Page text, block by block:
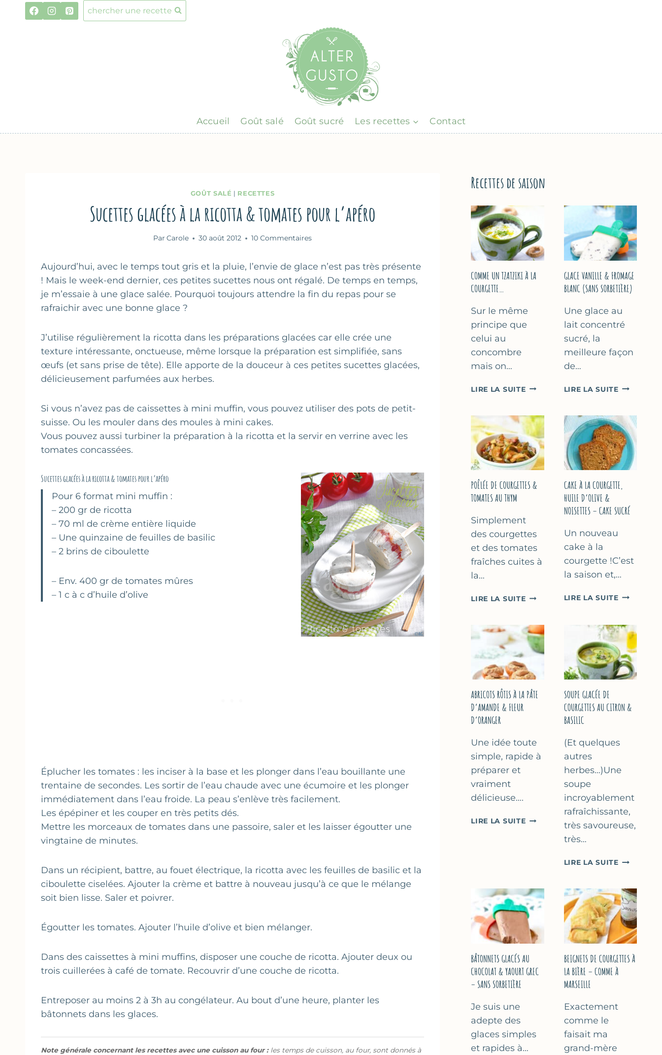
chercher une recette
Accueil Goût salé Goût sucré Les recettes Contact
GOÛT SALÉ | RECETTES
Sucettes glacées à la ricotta & tomates pour l’apéro
Par Carole 30 août 2012 10 Commentaires
Aujourd’hui, avec le temps tout gris et la pluie, l’envie de glace n’est pas très présente
! Mais le week-end dernier, ces petites sucettes nous ont régalé. De temps en temps,
je m’essaie à une glace salée. Pourquoi toujours attendre la fin du repas pour se
rafraichir avec une bonne glace ?
J’utilise régulièrement la ricotta dans les préparations glacées car elle crée une
texture intéressante, onctueuse, même lorsque la préparation est simplifiée, sans
œufs (et sans prise de tête). Elle apporte de la douceur à ces petites sucettes glacées,
délicieusement parfumées aux herbes.
Si vous n’avez pas de caissettes à mini muffin, vous pouvez utiliser des pots de petit-
suisse. Ou les mouler dans des moules à mini cakes.
Vous pouvez aussi turbiner la préparation à la ricotta et la servir en verrine avec les
tomates concassées.
Sucettes glacées à la ricotta & tomates pour l’apéro
Pour 6 format mini muffin :
– 200 gr de ricotta
– 70 ml de crème entière liquide
– Une quinzaine de feuilles de basilic
– 2 brins de ciboulette
– Env. 400 gr de tomates mûres
– 1 c à c d’huile d’olive
Éplucher les tomates : les inciser à la base et les plonger dans l’eau bouillante une
trentaine de secondes. Les sortir de l’eau chaude avec une écumoire et les plonger
immédiatement dans l’eau froide. La peau s’enlève très facilement.
Les épépiner et les couper en très petits dés.
Mettre les morceaux de tomates dans une passoire, saler et les laisser égoutter une
vingtaine de minutes.
Dans un récipient, battre, au fouet électrique, la ricotta avec les feuilles de basilic et la
ciboulette ciselées. Ajouter la crème et battre à nouveau jusqu’à ce que le mélange
soit bien lisse. Saler et poivrer.
Égoutter les tomates. Ajouter l’huile d’olive et bien mélanger.
Dans des caissettes à mini muffins, disposer une couche de ricotta. Ajouter deux ou
trois cuillerées à café de tomate. Recouvrir d’une couche de ricotta.
Entreposer au moins 2 à 3h au congélateur. Au bout d’une heure, planter les
bâtonnets dans les glaces.
Note générale concernant les recettes avec une cuisson au four :les temps de cuisson, au four, sont donnés à
Recettes de saison
COMME UN TZATZIKI À LA
COURGETTE…
Sur le même
principe que
celui au
concombre
mais on…
LIRE LA SUITECOMME
À
LA
COURGETTE…
GLACE VANILLE & FROMAGE
BLANC (SANS SORBETIÈRE)
Une glace au
lait concentré
sucré, la
meilleure façon
de…
LIRE LA SUITEGLACE
FROMAGE
BLANC
(SANS
POÊLÉE DE COURGETTES &
TOMATES AU THYM
Simplement
des courgettes
et des tomates
fraîches cuites à
la…
LIRE LA SUITEPOÊLÉE
&
TOMATES
AU
THYM
CAKE À LA COURGETTE,
HUILE D’OLIVE &
NOISETTES – CAKE SUCRÉ
Un nouveau
cake à la
courgette !C’est
la saison et,…
LIRE LA SUITECAKE
HUILE
D’OLIVE
&
NOISETTES
SUCRÉ
ABRICOTS RÔTIS À LA PÂTE
D’AMANDE & FLEUR
D’ORANGER
Une idée toute
simple, rapide à
préparer et
vraiment
délicieuse….
LIRE LA SUITEABRICOTS
&
FLEUR
D’ORANGER
SOUPE GLACÉE DE
COURGETTES AU CITRON &
BASILIC
(Et quelques
autres
herbes…)Une
soupe
incroyablement
rafraîchissante,
très savoureuse,
très…
LIRE LA SUITESOUPE
AU
CITRON
&
BASILIC
BÂTONNETS GLACÉS AU
CHOCOLAT & YAOURT GREC
– SANS SORBETIÈRE
Je suis une
adepte des
glaces simples
et rapides à…
BEIGNETS DE COURGETTES À
LA BIÈRE – COMME À
MARSEILLE
Exactement
comme le
faisait ma
grand-mère